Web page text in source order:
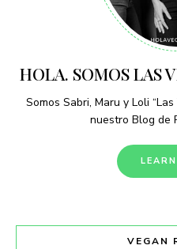
HOLA. SOMOS LAS
Somos Sabri, Maru y Loli
nuestro Blog de
VEGAN